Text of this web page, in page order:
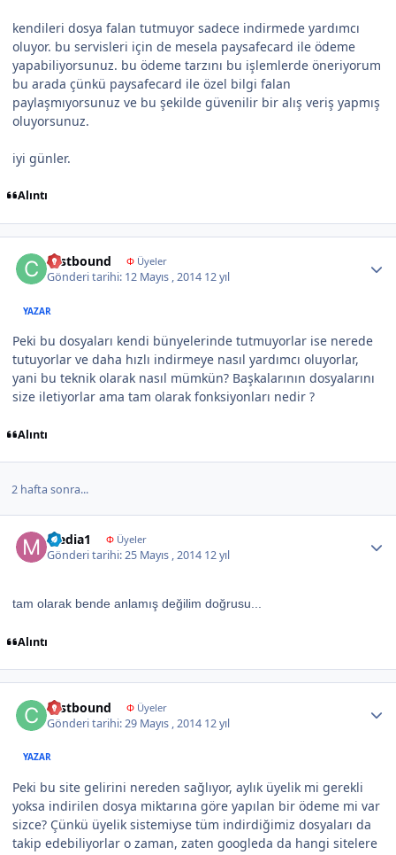
kendileri dosya falan tutmuyor sadece indirmede yardımcı
oluyor. bu servisleri için de mesela paysafecard ile ödeme
yapabiliyorsunuz. bu ödeme tarzını bu işlemlerde öneriyorum
bu arada çünkü paysafecard ile özel bilgi falan
paylaşmıyorsunuz ve bu şekilde güvenilir bir alış veriş yapmış
oluyorsunuz.
iyi günler.
Alıntı
castbound ΦÜyeler
Gönderi tarihi: 12 Mayıs , 2014 12 yıl
YAZAR
Peki bu dosyaları kendi bünyelerinde tutmuyorlar ise nerede
tutuyorlar ve daha hızlı indirmeye nasıl yardımcı oluyorlar,
yani bu teknik olarak nasıl mümkün? Başkalarının dosyalarını
size iletiyorlar ama tam olarak fonksiyonları nedir ?
Alıntı
2 hafta sonra...
Media1 ΦÜyeler
Gönderi tarihi:25 Mayıs , 2014 12 yıl
tam olarak bende anlamış değilim doğrusu...
Alıntı
castbound ΦÜyeler
Gönderi tarihi:29 Mayıs , 2014 12 yıl
YAZAR
Peki bu site gelirini nereden sağlıyor, aylık üyelik mi gerekli
yoksa indirilen dosya miktarına göre yapılan bir ödeme mi var
sizce? Çünkü üyelik sistemiyse tüm indirdiğimiz dosyaları da
takip edebiliyorlar o zaman, zaten googleda da hangi sitelere